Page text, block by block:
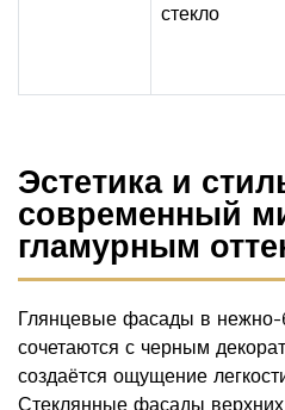
стекло
Эстетика и
современный
гламурным
Глянцевые фасады в нежно-
сочетаются с черным
создаётся ощущение
Стеклянные фасады